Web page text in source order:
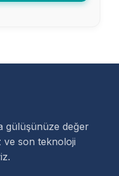
gülüşünüze değer
son teknoloji